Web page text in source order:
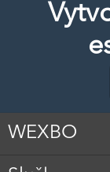
WEXBO